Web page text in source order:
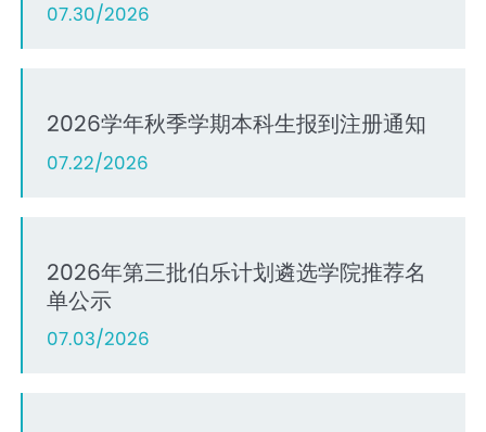
07.30/2026
2026学年秋季学期本科生报到注册通知
07.22/2026
2026年第三批伯乐计划遴选学院推荐名
单公示
07.03/2026